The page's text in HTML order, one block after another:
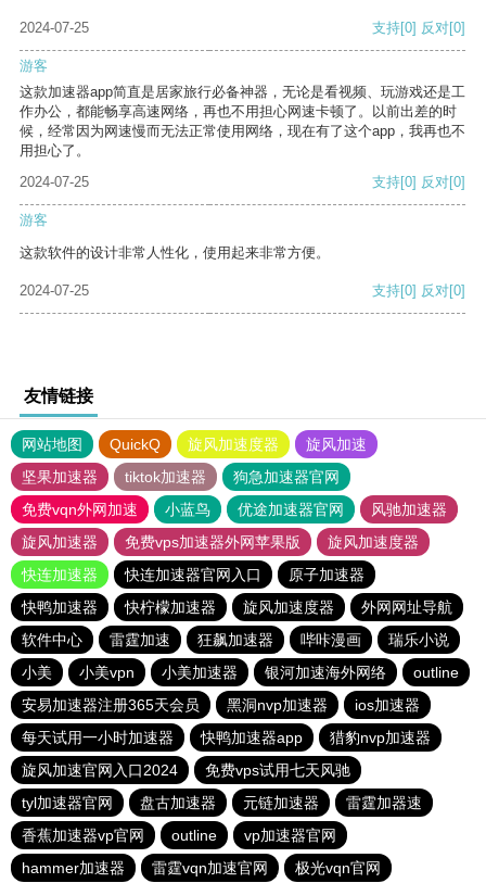
2024-07-25 支持[0] 反对[0]
游客
这款加速器app简直是居家旅行必备神器，无论是看视频、玩游戏还是工
作办公，都能畅享高速网络，再也不用担心网速卡顿了。以前出差的时
候，经常因为网速慢而无法正常使用网络，现在有了这个app，我再也不
用担心了。
2024-07-25
支持[0] 反对[0]
游客
这款软件的设计非常人性化，使用起来非常方便。
2024-07-25 支持[0] 反对[0]
友情链接
网站地图 QuickQ 旋风加速度器
旋风加速
坚果加速器
tiktok加速器
狗急加速器官网
免费vqn外网加速
小蓝鸟 优途加速器官网
风驰加速器
旋风加速器
免费vps加速器外网苹果版
旋风加速度器
快连加速器
快连加速器官网入口
原子加速器
快鸭加速器
快柠檬加速器 旋风加速度器
外网网址导航
软件中心
雷霆加速 狂飙加速器 哔咔漫画
瑞乐小说
小美
小美vpn 小美加速器 银河加速海外网络
outline
安易加速器注册365天会员
黑洞nvp加速器
ios加速器
每天试用一小时加速器
快鸭加速器app
猎豹nvp加速器
旋风加速官网入口2024
免费vps试用七天风驰
tyl加速器官网
盘古加速器 元链加速器
雷霆加器速
香蕉加速器vp官网
outline
vp加速器官网
hammer加速器
雷霆vqn加速官网 极光vqn官网